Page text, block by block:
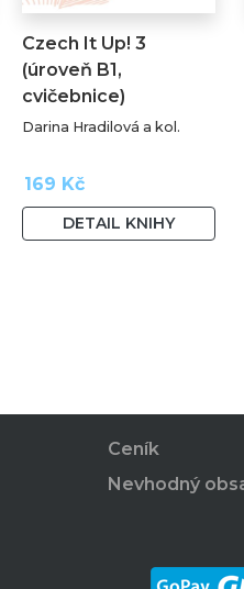
Czech It Up! 3
(úroveň B1,
cvičebnice)
Darina Hradilová a kol.
169 Kč
DETAIL KNIHY
Ceník
Nevhodný